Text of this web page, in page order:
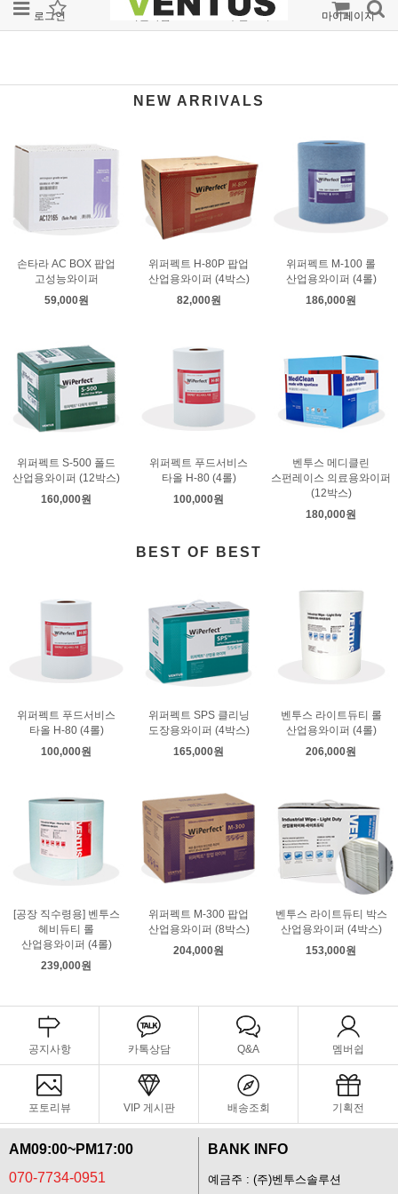
로그인 회원가입 주문조회 마이페이지
NEW ARRIVALS
손타라 AC BOX 팝업
고성능와이퍼
59,000원
위퍼펙트 H-80P 팝업
산업용와이퍼 (4박스)
82,000원
위퍼펙트 M-100 롤
산업용와이퍼 (4롤)
186,000원
위퍼펙트 S-500 폴드
산업용와이퍼 (12박스)
160,000원
위퍼펙트 푸드서비스
타올 H-80 (4롤)
100,000원
벤투스 메디클린
스펀레이스 의료용와이퍼
(12박스)
180,000원
BEST OF BEST
위퍼펙트 푸드서비스
타올 H-80 (4롤)
100,000원
위퍼펙트 SPS 클리닝
도장용와이퍼 (4박스)
165,000원
벤투스 라이트듀티 롤
산업용와이퍼 (4롤)
206,000원
[공장 직수령용] 벤투스
헤비듀티 롤
산업용와이퍼 (4롤)
239,000원
위퍼펙트 M-300 팝업
산업용와이퍼 (8박스)
204,000원
벤투스 라이트듀티 박스
산업용와이퍼 (4박스)
153,000원
공지사항 카톡상담 Q&A 멤버쉽
포토리뷰 VIP 게시판 배송조회 기획전
AM09:00~PM17:00
070-7734-0951
BANK INFO
예금주 : (주)벤투스솔루션